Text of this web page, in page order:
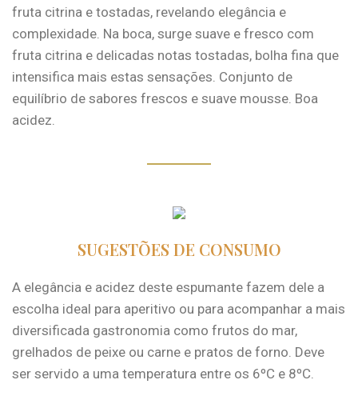
fruta citrina e tostadas, revelando elegância e
complexidade. Na boca, surge suave e fresco com
fruta citrina e delicadas notas tostadas, bolha fina que
intensifica mais estas sensações. Conjunto de
equilíbrio de sabores frescos e suave mousse. Boa
acidez.
SUGESTÕES DE CONSUMO
A elegância e acidez deste espumante fazem dele a
escolha ideal para aperitivo ou para acompanhar a mais
diversificada gastronomia como frutos do mar,
grelhados de peixe ou carne e pratos de forno. Deve
ser servido a uma temperatura entre os 6ºC e 8ºC.